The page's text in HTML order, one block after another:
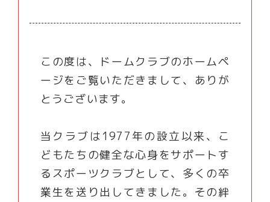
この度は、ドームクラブのホームペ
ージをご覧いただきまして、ありが
とうございます。
当クラブは1977年の設立以来、こ
どもたちの健全な心身をサポートす
るスポーツクラブとして、多くの卒
業生を送り出してきました。その絆